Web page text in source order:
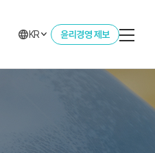
KR 윤리경영 제보